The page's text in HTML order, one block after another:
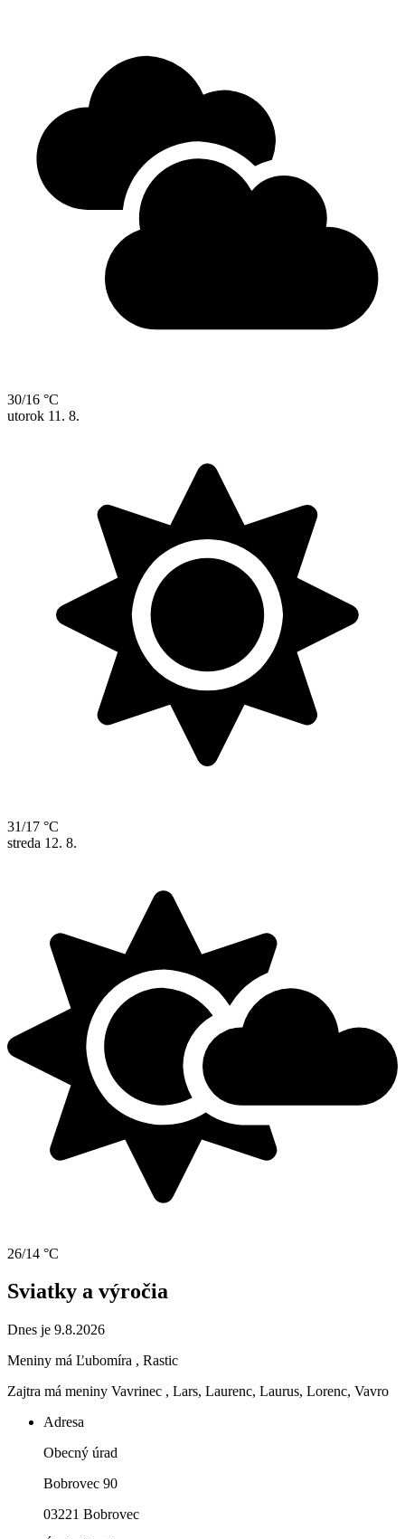
30/16 °C
utorok 11. 8.
31/17 °C
streda 12. 8.
26/14 °C
Sviatky a výročia
Dnes je 9.8.2026
Meniny má Ľubomíra , Rastic
Zajtra má meniny Vavrinec , Lars, Laurenc, Laurus, Lorenc, Vavro
Adresa
Obecný úrad
Bobrovec 90
03221 Bobrovec